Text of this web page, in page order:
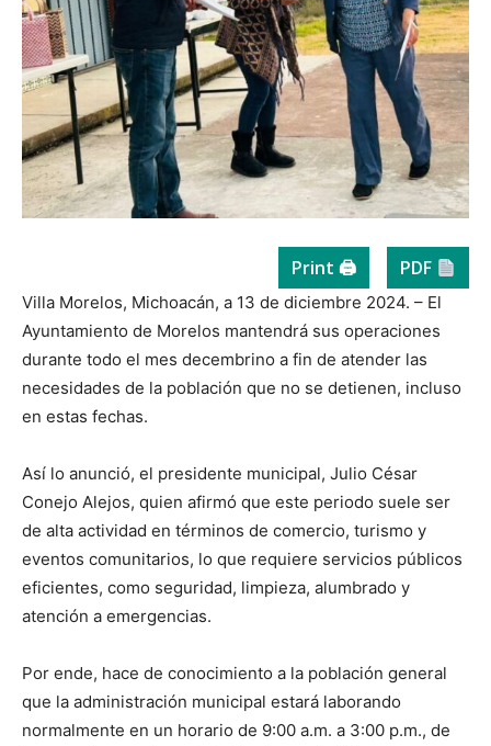
Print 🖨 PDF
Villa Morelos, Michoacán, a 13 de diciembre 2024. – El
Ayuntamiento de Morelos mantendrá sus operaciones
durante todo el mes decembrino a fin de atender las
necesidades de la población que no se detienen, incluso
en estas fechas.
Así lo anunció, el presidente municipal, Julio César
Conejo Alejos, quien afirmó que este periodo suele ser
de alta actividad en términos de comercio, turismo y
eventos comunitarios, lo que requiere servicios públicos
eficientes, como seguridad, limpieza, alumbrado y
atención a emergencias.
Por ende, hace de conocimiento a la población general
que la administración municipal estará laborando
normalmente en un horario de 9:00 a.m. a 3:00 p.m., de